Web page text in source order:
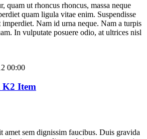
quam ut rhoncus rhoncus, massa neque
quam ligula vitae enim. Suspendisse
imperdiet. Nam id urna neque. Nam a turpis
In vulputate posuere odio, at ultrices nisl
00:00
K2 Item
amet sem dignissim faucibus. Duis gravida